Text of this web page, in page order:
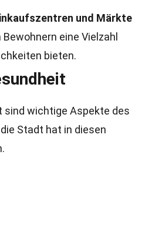
und Märkte
eine Vielzahl
bieten.
sind wichtige Aspekte des
Stadt hat in diesen